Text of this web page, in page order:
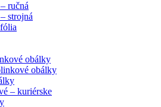
ručná
strojná
obálky
obálky
– kuriérske